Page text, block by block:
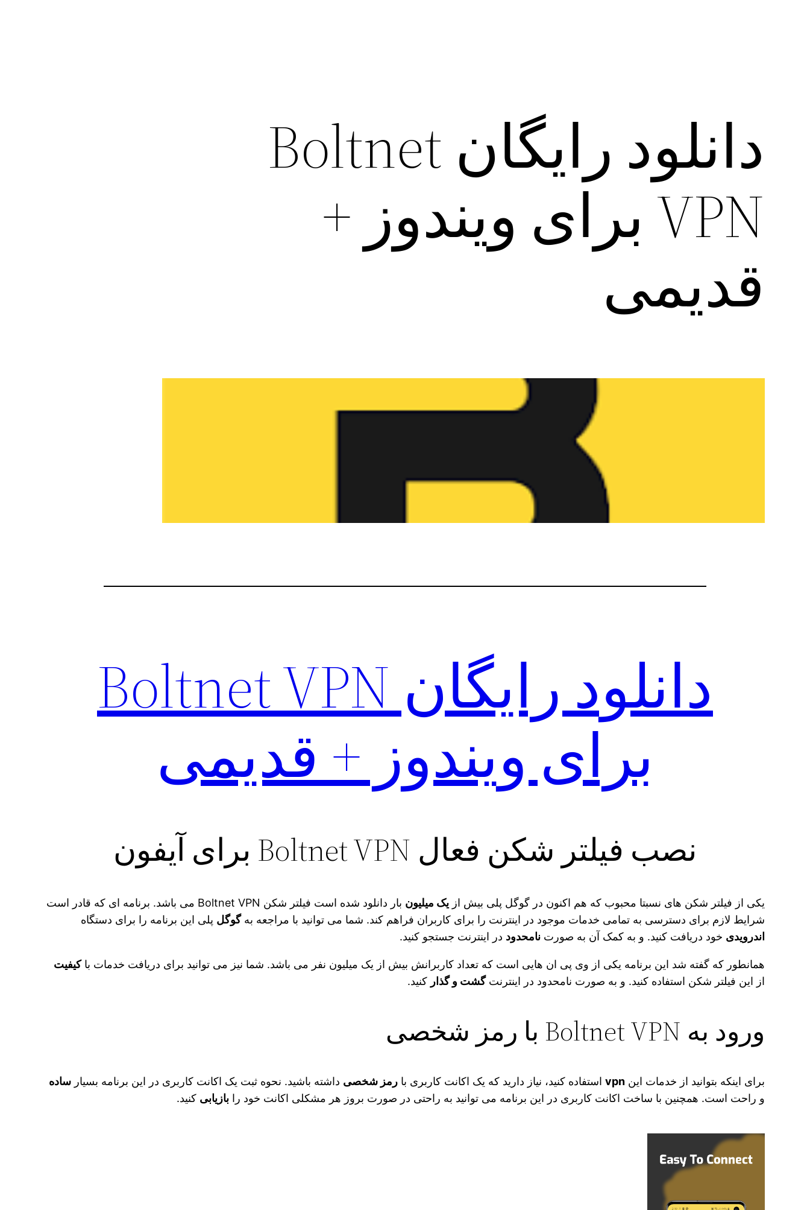
دانلود رایگان Boltnet
VPN برای ویندوز +
قدیمی
دانلود رایگان Boltnet VPN
برای ویندوز + قدیمی
نصب فیلتر شکن فعال Boltnet VPN برای آیفون
یکی از فیلتر شکن های نسبتا محبوب که هم اکنون در گوگل پلی بیش ازیک میلیون
بار دانلود شده است فیلتر شکن Boltnet VPN می باشد. برنامه ای که قادر است
شرایط لازم برای دسترسی به تمامی خدمات موجود در اینترنت را برای کاربران فراهم کند. شما می‌ توانید با مراجعه بهگوگل پلی این برنامه را برای دستگاه
اندرویدی خود دریافت کنید. و به کمک آن به صورتنامحدود در اینترنت جستجو کنید.
همانطور که گفته شد این برنامه یکی از وی پی ان هایی است که تعداد کاربرانش بیش از یک میلیون نفر می‌ باشد. شما نیز می‌ توانید برای دریافت خدمات باکیفیت
از این فیلتر شکن استفاده کنید. و به صورت نامحدود در اینترنتگشت و گذار کنید.
ورود به Boltnet VPN با رمز شخصی
برای اینکه بتوانید از خدمات اینvpn استفاده کنید، نیاز دارید که یک اکانت کاربری بارمز شخصی داشته باشید. نحوه ثبت یک اکانت کاربری در این برنامه بسیارساده
و راحت است. همچنین با ساخت اکانت کاربری در این برنامه می‌ توانید به راحتی در صورت بروز هر مشکلی اکانت خود رابازیابی کنید.